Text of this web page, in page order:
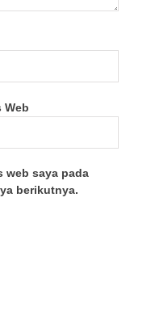
Web
web saya pada
berikutnya.